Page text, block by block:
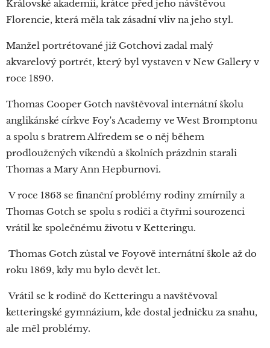
Královské akademii, krátce před jeho návštěvou
Florencie, která měla tak zásadní vliv na jeho styl.
Manžel portrétované již Gotchovi zadal malý
akvarelový portrét, který byl vystaven v New Gallery v
roce 1890.
Thomas Cooper Gotch navštěvoval internátní školu
anglikánské církve Foy's Academy ve West Bromptonu
a spolu s bratrem Alfredem se o něj během
prodloužených víkendů a školních prázdnin starali
Thomas a Mary Ann Hepburnovi.
V roce 1863 se finanční problémy rodiny zmírnily a
Thomas Gotch se spolu s rodiči a čtyřmi sourozenci
vrátil ke společnému životu v Ketteringu.
Thomas Gotch zůstal ve Foyově internátní škole až do
roku 1869, kdy mu bylo devět let.
Vrátil se k rodině do Ketteringu a navštěvoval
ketteringské gymnázium, kde dostal jedničku za snahu,
ale měl problémy.